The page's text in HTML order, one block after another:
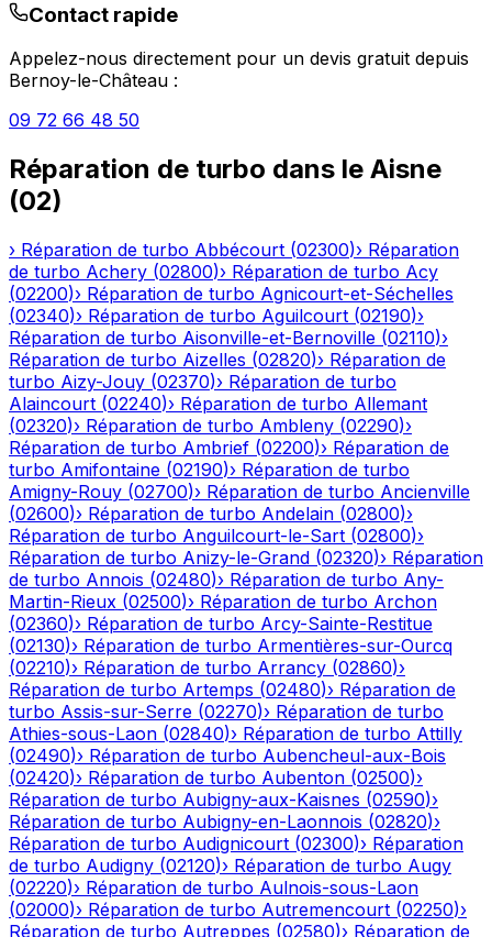
Contact rapide
Appelez-nous directement pour un devis gratuit depuis
Bernoy-le-Château :
09 72 66 48 50
Réparation de turbo dans le Aisne
(02)
› Réparation de turbo Abbécourt (02300)› Réparation
de turbo Achery (02800)› Réparation de turbo Acy
(02200)› Réparation de turbo Agnicourt-et-Séchelles
(02340)› Réparation de turbo Aguilcourt (02190)›
Réparation de turbo Aisonville-et-Bernoville (02110)›
Réparation de turbo Aizelles (02820)› Réparation de
turbo Aizy-Jouy (02370)› Réparation de turbo
Alaincourt (02240)› Réparation de turbo Allemant
(02320)› Réparation de turbo Ambleny (02290)›
Réparation de turbo Ambrief (02200)› Réparation de
turbo Amifontaine (02190)› Réparation de turbo
Amigny-Rouy (02700)› Réparation de turbo Ancienville
(02600)› Réparation de turbo Andelain (02800)›
Réparation de turbo Anguilcourt-le-Sart (02800)›
Réparation de turbo Anizy-le-Grand (02320)› Réparation
de turbo Annois (02480)› Réparation de turbo Any-
Martin-Rieux (02500)› Réparation de turbo Archon
(02360)› Réparation de turbo Arcy-Sainte-Restitue
(02130)› Réparation de turbo Armentières-sur-Ourcq
(02210)› Réparation de turbo Arrancy (02860)›
Réparation de turbo Artemps (02480)› Réparation de
turbo Assis-sur-Serre (02270)› Réparation de turbo
Athies-sous-Laon (02840)› Réparation de turbo Attilly
(02490)› Réparation de turbo Aubencheul-aux-Bois
(02420)› Réparation de turbo Aubenton (02500)›
Réparation de turbo Aubigny-aux-Kaisnes (02590)›
Réparation de turbo Aubigny-en-Laonnois (02820)›
Réparation de turbo Audignicourt (02300)› Réparation
de turbo Audigny (02120)› Réparation de turbo Augy
(02220)› Réparation de turbo Aulnois-sous-Laon
(02000)› Réparation de turbo Autremencourt (02250)›
Réparation de turbo Autreppes (02580)› Réparation de